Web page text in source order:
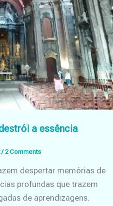
a essência
/ 2 Comments
despertar memórias de
profundas que trazem
de aprendizagens.